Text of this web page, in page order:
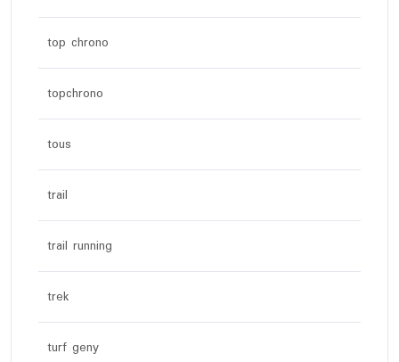
top chrono
topchrono
tous
trail
trail running
trek
turf geny